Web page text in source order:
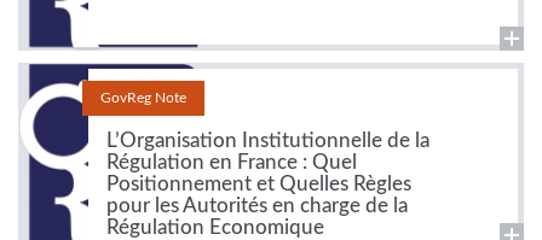
GovReg Note
L’Organisation Institutionnelle de la
Régulation en France : Quel
Positionnement et Quelles Règles
pour les Autorités en charge de la
Régulation Economique